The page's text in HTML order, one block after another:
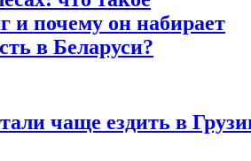
и почему он набирает
в Беларуси?
чаще ездить в